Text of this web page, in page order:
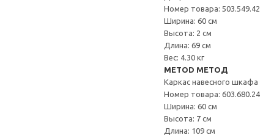
Номер товара: 503.549.42
Ширина: 60 см
Высота: 2 см
Длина: 69 см
Вес: 4.30 кг
METOD МЕТОД
Каркас навесного шкафа
Номер товара: 603.680.24
Ширина: 60 см
Высота: 7 см
Длина: 109 см